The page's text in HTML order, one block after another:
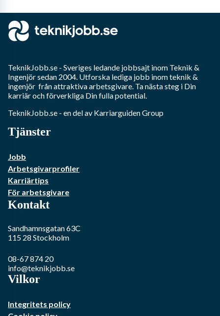
TeknikJobb.se - Sveriges ledande jobbsajt inom Teknik &
Ingenjörsedan 2004. Utforska lediga jobb inomteknik &
ingenjör från attraktiva arbetsgivare. Ta nästa steg i Din
karriär och förverkliga Din fulla potential.
TeknikJobb.se - en del av Karriarguiden Group
Tjänster
Jobb
Arbetsgivarprofiler
Karriärtips
För arbetsgivare
Kontakt
Sandhamnsgatan 63C
115 28 Stockholm
08-67 874 20
info@teknikjobb.se
Vilkor
Integritets policy